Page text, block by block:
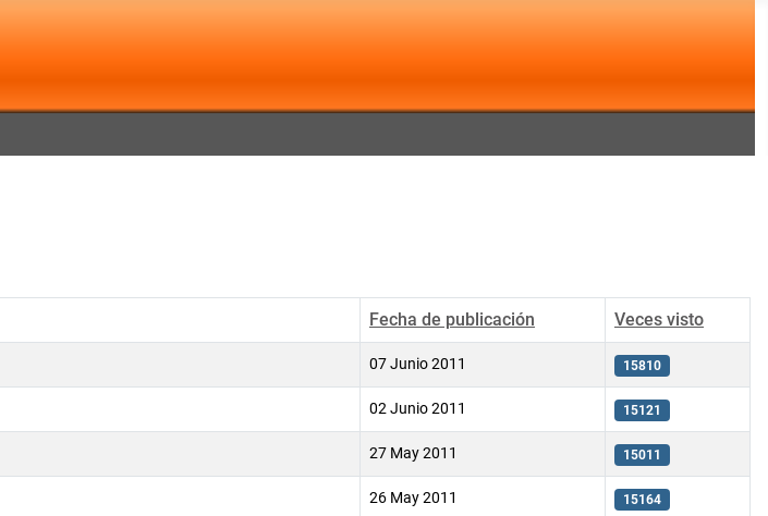
Fecha de publicación Veces visto
07 Junio 2011 15810
02 Junio 2011 15121
27 May 2011 15011
26 May 2011 15164